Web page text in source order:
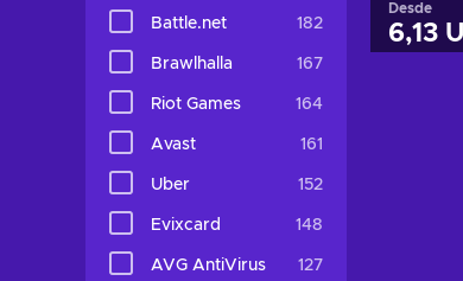
Battle.net 182
Brawlhalla 167
Riot Games 164
Avast 161
Uber 152
Evixcard 148
AVG AntiVirus 127
Desde
6,13